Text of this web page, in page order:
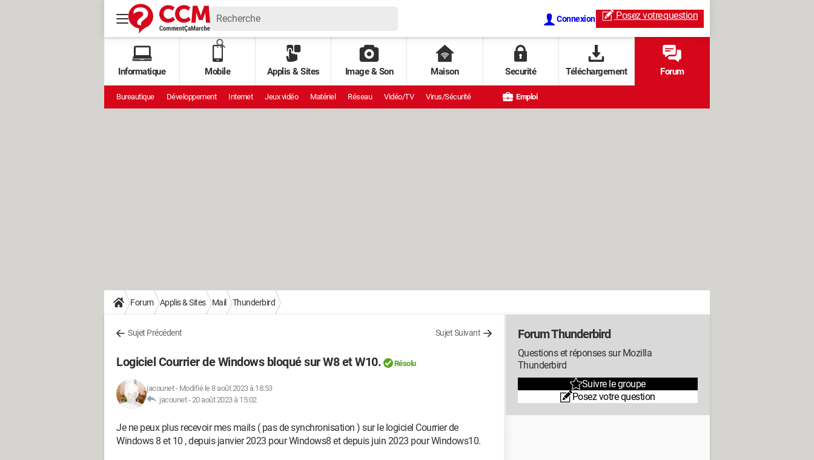
Connexion Posez votrequestion
Informatique Mobile Applis & Sites Image & Son Maison Securité Téléchargement Forum
Bureautique Développement Internet Jeux vidéo Matériel Réseau Vidéo/TV Virus/Sécurité Emploi
Forum Applis & Sites Mail Thunderbird
Sujet Précédent Sujet Suivant
Logiciel Courrier de Windows bloqué sur W8 et W10. Résolu
jacounet- Modifié le 8 août 2023 à 18:53
jacounet -20 août 2023 à 15:02
Je ne peux plus recevoir mes mails ( pas de synchronisation ) sur le logiciel Courrier de
Windows 8 et 10 , depuis janvier 2023 pour Windows8 et depuis juin 2023 pour Windows10.
Forum Thunderbird
Questions et réponses sur Mozilla
Thunderbird
Suivre le groupe
Posez votre question